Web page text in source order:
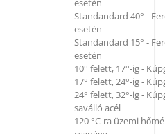
esetén
Standandard 40° -
esetén
Standandard 15° -
esetén
10° felett, 17°-ig -
17° felett, 24°-ig -
24° felett, 32°-ig -
saválló acél
120 °C-ra üzemi